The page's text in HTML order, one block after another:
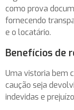
como prova
fornecendo
e o locatário.
Benefícios de
Uma vistoria bem
caução seja
indevidas e